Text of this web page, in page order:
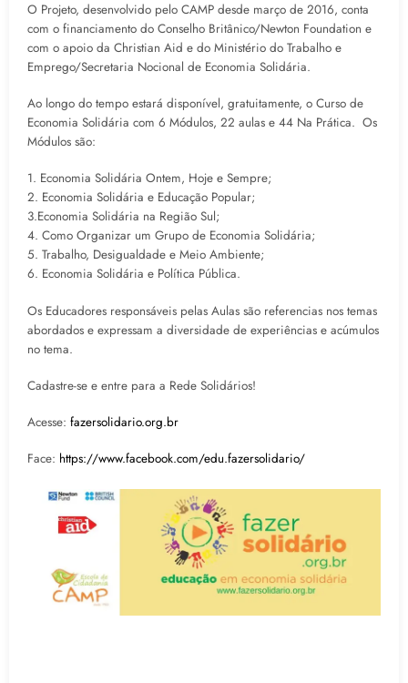
O Projeto, desenvolvido pelo CAMP desde março de 2016, conta
com o financiamento do Conselho Britânico/Newton Foundation e
com o apoio da Christian Aid e do Ministério do Trabalho e
Emprego/Secretaria Nocional de Economia Solidária.
Ao longo do tempo estará disponível, gratuitamente, o Curso de
Economia Solidária com 6 Módulos, 22 aulas e 44 Na Prática. Os
Módulos são:
1. Economia Solidária Ontem, Hoje e Sempre;
2. Economia Solidária e Educação Popular;
3.Economia Solidária na Região Sul;
4. Como Organizar um Grupo de Economia Solidária;
5. Trabalho, Desigualdade e Meio Ambiente;
6. Economia Solidária e Política Pública.
Os Educadores responsáveis pelas Aulas são referencias nos temas
abordados e expressam a diversidade de experiências e acúmulos
no tema.
Cadastre-se e entre para a Rede Solidários!
Acesse: fazersolidario.org.br
Face: https://www.facebook.com/edu.fazersolidario/